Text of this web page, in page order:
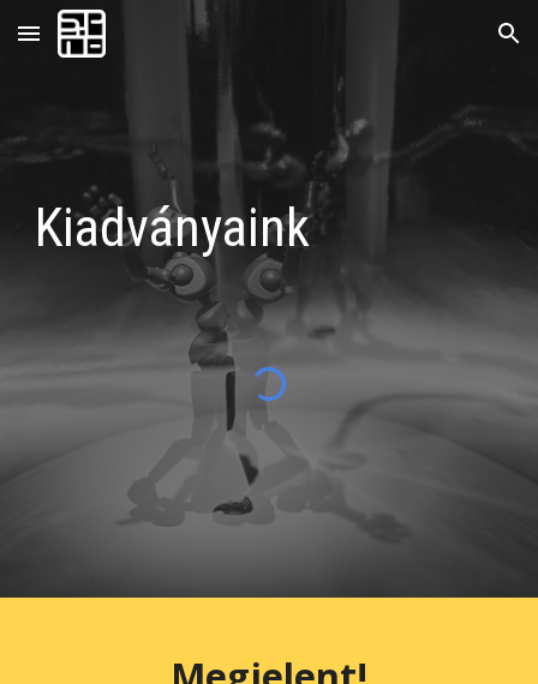
Skip to main content Skip to navigation
Kiadványaink